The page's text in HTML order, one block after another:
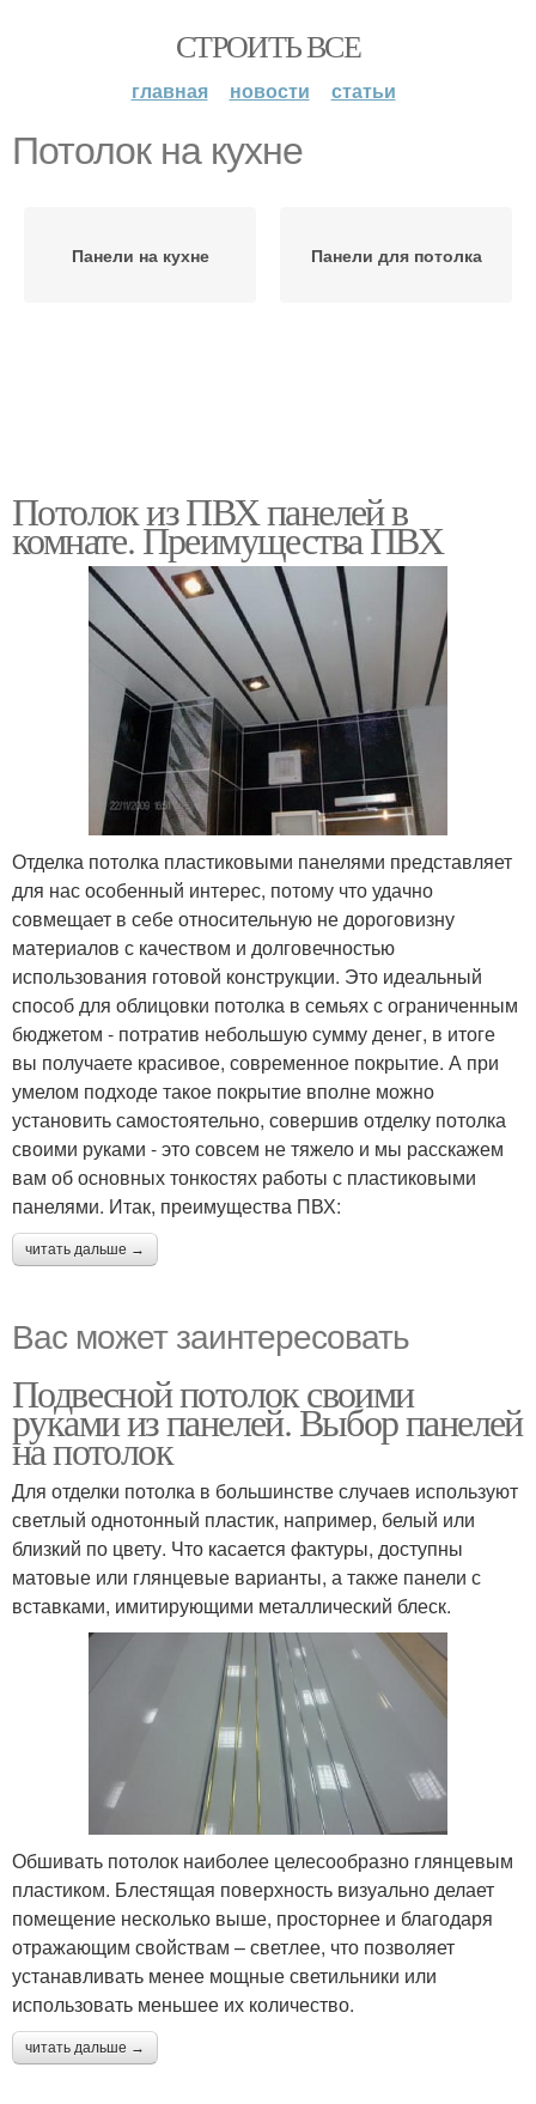
СТРОИТЬ ВСЕ
главная новости статьи
Потолок на кухне
Панели на кухне Панели для потолка
Потолок из ПВХ панелей в
комнате. Преимущества ПВХ
Отделка потолка пластиковыми панелями представляет
для нас особенный интерес, потому что удачно
совмещает в себе относительную не дороговизну
материалов с качеством и долговечностью
использования готовой конструкции. Это идеальный
способ для облицовки потолка в семьях с ограниченным
бюджетом - потратив небольшую сумму денег, в итоге
вы получаете красивое, современное покрытие. А при
умелом подходе такое покрытие вполне можно
установить самостоятельно, совершив отделку потолка
своими руками - это совсем не тяжело и мы расскажем
вам об основных тонкостях работы с пластиковыми
панелями. Итак, преимущества ПВХ:
читать дальше →
Вас может заинтересовать
Подвесной потолок своими
руками из панелей. Выбор панелей
на потолок
Для отделки потолка в большинстве случаев используют
светлый однотонный пластик, например, белый или
близкий по цвету. Что касается фактуры, доступны
матовые или глянцевые варианты, а также панели с
вставками, имитирующими металлический блеск.
Обшивать потолок наиболее целесообразно глянцевым
пластиком. Блестящая поверхность визуально делает
помещение несколько выше, просторнее и благодаря
отражающим свойствам – светлее, что позволяет
устанавливать менее мощные светильники или
использовать меньшее их количество.
читать дальше →